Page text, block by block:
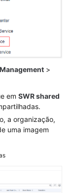
>
em SWR shared
a organização,
uma imagem